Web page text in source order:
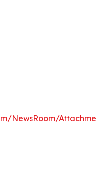
NewsRoom/